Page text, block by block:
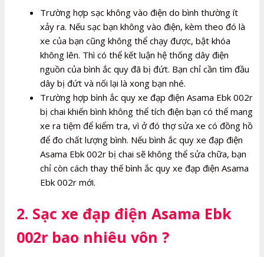
Trường hợp sạc không vào điện do bình thường ít
xảy ra. Nếu sạc bạn không vào điện, kèm theo đó là
xe của bạn cũng không thể chạy được, bật khóa
không lên. Thì có thể kết luận hệ thống dây điện
nguồn của bình ắc quy đã bị đứt. Bạn chỉ cần tìm đầu
dây bị đứt và nối lại là xong bạn nhé.
Trường hợp bình ắc quy xe đạp điện Asama Ebk 002r
bị chai khiến bình không thể tích điện bạn có thể mang
xe ra tiệm để kiểm tra, vì ở đó thợ sửa xe có đồng hồ
để đo chất lượng bình. Nếu bình ắc quy xe đạp điện
Asama Ebk 002r bị chai sẽ không thể sửa chữa, bạn
chỉ còn cách thay thế bình ắc quy xe đạp điện Asama
Ebk 002r mới.
2. Sạc xe đạp điện Asama Ebk
002r bao nhiêu vôn ?